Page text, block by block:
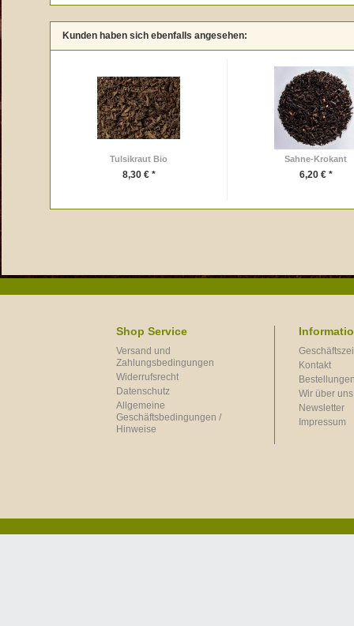
Kunden haben sich ebenfalls angesehen:
Tulsikraut Bio
8,30 € *
Sahne-Krokant
6,20 € *
Shop Service
Versand und
Zahlungsbedingungen
Widerrufsrecht
Datenschutz
Allgemeine
Geschäftsbedingungen /
Hinweise
Kontakt
Wir über uns
Newsletter
Impressum